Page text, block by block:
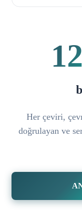
Her çeviri,
doğrulayan ve